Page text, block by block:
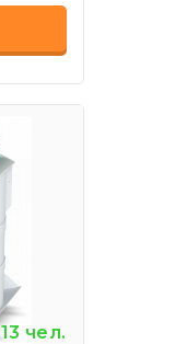
13 чел.